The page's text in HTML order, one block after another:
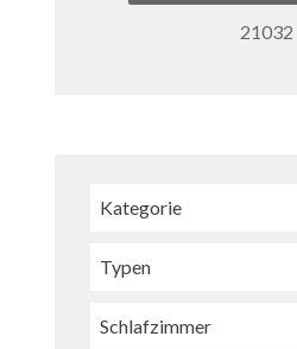
21032
Kategorie
Typen
Schlafzimmer